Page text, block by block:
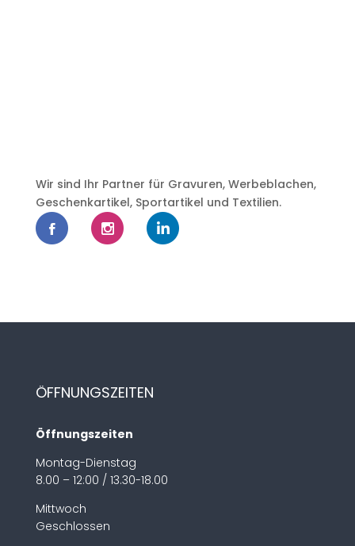
Wir sind Ihr Partner für Gravuren, Werbeblachen,
Geschenkartikel, Sportartikel und Textilien.
ÖFFNUNGSZEITEN
Öffnungszeiten
Montag-Dienstag
8.00 – 12:00 / 13.30-18.00
Mittwoch
Geschlossen